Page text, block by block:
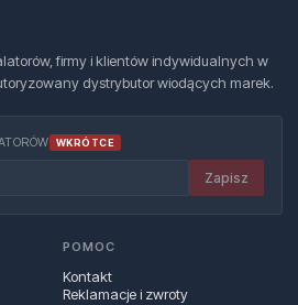
firmy i klientów indywidualnych w
dystrybutor wiodących marek.
WKRÓTCE
Zapisz
POMOC
Kontakt
Reklamacje i zwroty